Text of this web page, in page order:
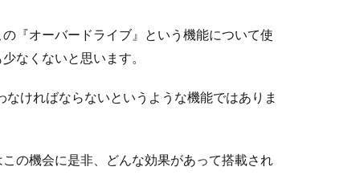
原因や影響その対策とは
たら、それは間違いなくラジエーターの水漏れです。他にも水漏
『オーバードライブ』という機能について使
なくないと思います。
ければならないというような機能ではありま
の機会に是非、どんな効果があって搭載され